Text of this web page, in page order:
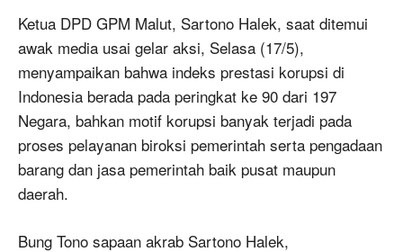
Ketua DPD GPM Malut, Sartono Halek, saat ditemui
awak media usai gelar aksi, Selasa (17/5),
menyampaikan bahwa indeks prestasi korupsi di
Indonesia berada pada peringkat ke 90 dari 197
Negara, bahkan motif korupsi banyak terjadi pada
proses pelayanan biroksi pemerintah serta pengadaan
barang dan jasa pemerintah baik pusat maupun
daerah.
Bung Tono sapaan akrab Sartono Halek,